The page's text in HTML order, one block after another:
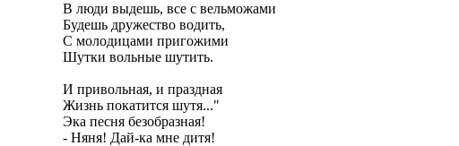
В люди выдешь, все с вельможами
Будешь дружество водить,
С молодицами пригожими
Шутки вольные шутить.
И привольная, и праздная
Жизнь покатится шутя..."
Эка песня безобразная!
- Няня! Дай-ка мне дитя!